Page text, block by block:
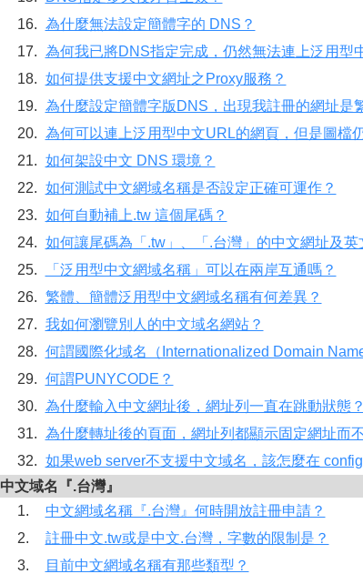
16. 為什麼無法設定簡體字的 DNS？
17. 為何我已將DNS指定完成，仍然無法連上泛用型
18. 如何提供支援中文網址之Proxy服務？
19. 為什麼設定簡體字版DNS，出現我註冊的網址是
20. 為何可以連上泛用型中文URL的網頁，但是圖檔
21. 如何架設中文 DNS 環境？
22. 如何測試中文網域名稱是否設定正確可運作？
23. 如何自動補上.tw 這個尾碼？
24. 如何讓尾碼為「.tw」、「.台灣」的中文網址及英
25.
「泛用型中文網域名稱」可以在兩岸互通嗎？
26. 繁體、簡體泛用型中文網域名稱有何差異？
27. 我如何瀏覽別人的中文域名網站？
28. 何謂國際化域名（Internationalized Domain
29. 何謂PUNYCODE？
30. 為什麼輸入中文網址後，網址列一直在跳動狀態？
31. 為什麼轉址後的頁面，網址列都顯示固定網址而
32. 如果web server不支援中文域名，該怎麼在 config
中文域名『.台灣』
1.
中文網域名稱『.台灣』何時開放註冊申請？
2.
註冊中文.tw或是中文.台灣，字數的限制是？
3.
目前中文網域名稱有那些類型？